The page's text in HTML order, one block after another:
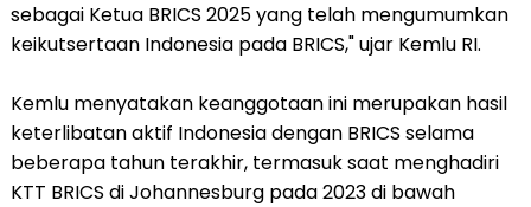
sebagai Ketua BRICS 2025 yang telah mengumumkan
keikutsertaan Indonesia pada BRICS," ujar Kemlu RI.
Kemlu menyatakan keanggotaan ini merupakan hasil
keterlibatan aktif Indonesia dengan BRICS selama
beberapa tahun terakhir, termasuk saat menghadiri
KTT BRICS di Johannesburg pada 2023 di bawah